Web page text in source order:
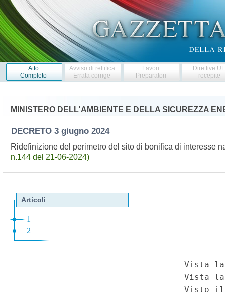
Atto
Completo
Avviso di rettifica
Errata corrige
Lavori
Preparatori
Direttive
recepite
MINISTERO DELL'AMBIENTE E DELLA SICUREZZA
DECRETO 3 giugno 2024
Ridefinizione del perimetro del sito di bonifica di interesse
n.144 del 21-06-2024)